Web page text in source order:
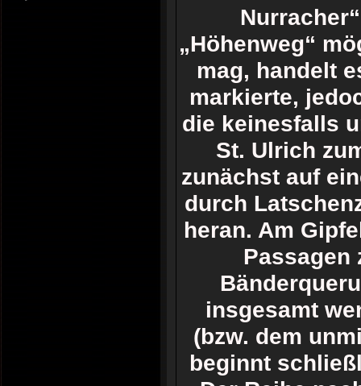
„Höhenweg“
mag, handelt
markierte,
die keinesfalls
St. Ulrich
zunächst auf
durch
heran. Am
Passagen
insgesamt
(bzw. dem
beginnt